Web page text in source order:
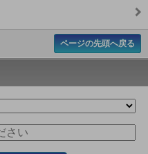
ページの先頭へ戻る